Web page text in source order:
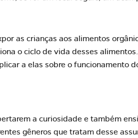
as crianças aos alimentos
o ciclo de vida desses
a elas sobre o funcionamento
a curiosidade e também
gêneros que tratam desse